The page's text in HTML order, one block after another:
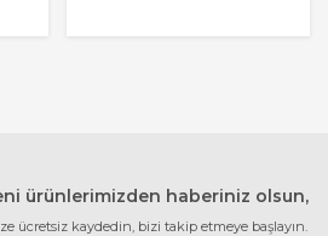
ürünlerimizden haberiniz olsun,
ücretsiz kaydedin, bizi takip etmeye başlayın.